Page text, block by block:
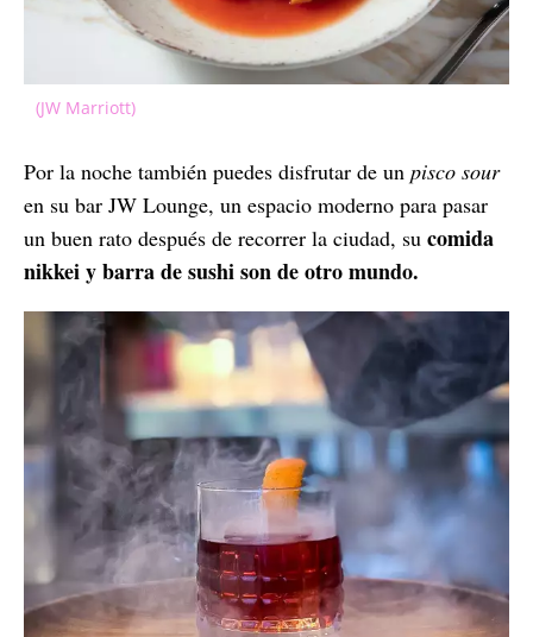
(JW Marriott)
Por la noche también puedes disfrutar de un pisco sour
en su bar JW Lounge, un espacio moderno para pasar
un buen rato después de recorrer la ciudad, su comida
nikkei y barra de sushi son de otro mundo.